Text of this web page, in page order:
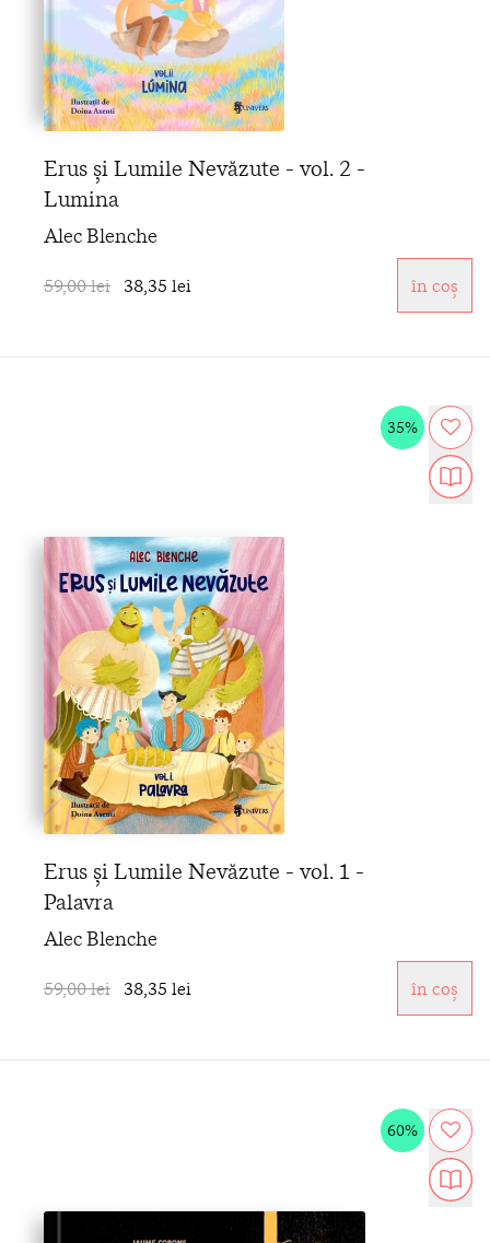
Erus și Lumile Nevăzute - vol. 2 -
Lumina
Alec Blenche
59,00 lei 38,35 lei în coș
35%
Erus și Lumile Nevăzute - vol. 1 -
Palavra
Alec Blenche
59,00 lei 38,35 lei în coș
60%